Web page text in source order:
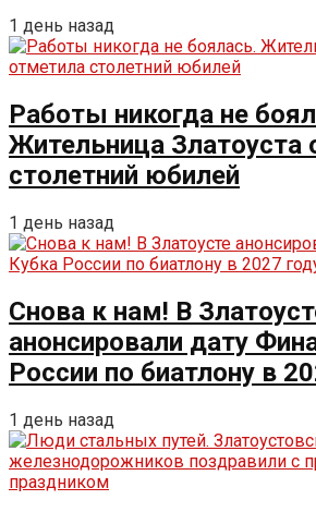
1 день назад
Работы никогда не
Жительница Златоуста
столетний юбилей
1 день назад
Снова к нам! В
анонсировали дату
России по биатлону в
1 день назад